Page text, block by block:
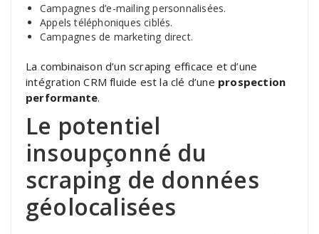
Campagnes d’e-mailing personnalisées.
Appels téléphoniques ciblés.
Campagnes de marketing direct.
La combinaison d’un scraping efficace et d’une
intégration CRM fluide est la clé d’une prospection
performante.
Le potentiel
insoupçonné du
scraping de données
géolocalisées